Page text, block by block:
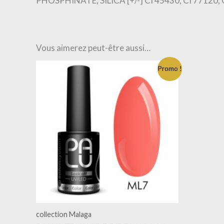
Vous aimerez peut-être aussi…
Promo !
collection Malaga